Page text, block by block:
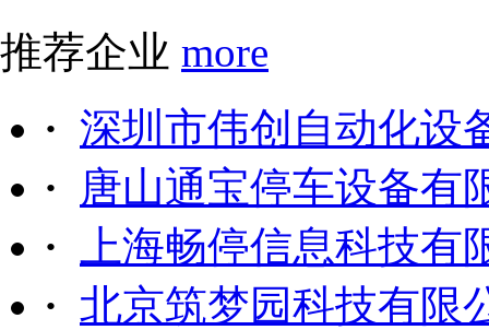
推荐企业 more
· 深圳市伟创自动化设
·
唐山通宝停车设备有
·
上海畅停信息科技有
· 北京筑梦园科技有限